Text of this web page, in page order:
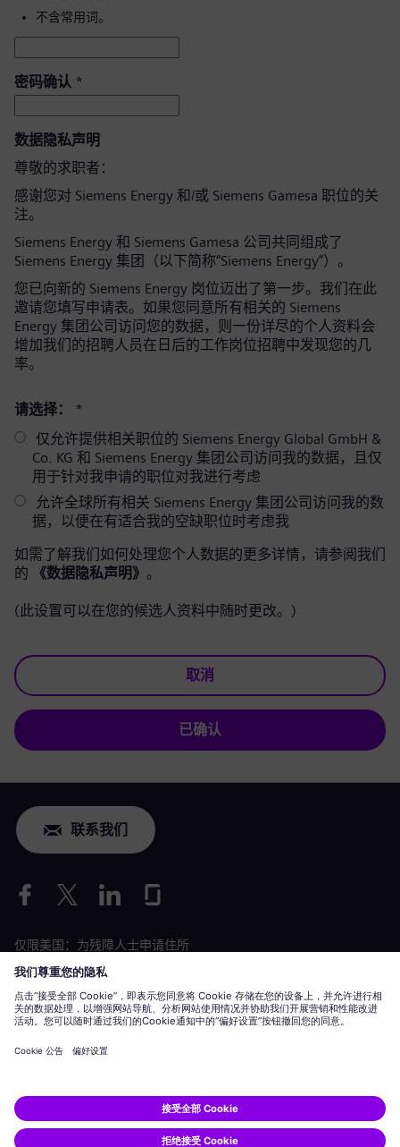
不含常用词。
密码确认 *
数据隐私声明
尊敬的求职者：
感谢您对 Siemens Energy 和/或 Siemens Gamesa 职位的关
注。
Siemens Energy 和 Siemens Gamesa 公司共同组成了
Siemens Energy 集团（以下简称“Siemens Energy”）。
您已向新的 Siemens Energy 岗位迈出了第一步。我们在此
邀请您填写申请表。如果您同意所有相关的 Siemens
Energy 集团公司访问您的数据，则一份详尽的个人资料会
增加我们的招聘人员在日后的工作岗位招聘中发现您的几
率。
请选择：
*
仅允许提供相关职位的 Siemens Energy Global GmbH &
Co. KG 和 Siemens Energy 集团公司访问我的数据，且仅
用于针对我申请的职位对我进行考虑
允许全球所有相关 Siemens Energy 集团公司访问我的数
据，以便在有适合我的空缺职位时考虑我
如需了解我们如何处理您个人数据的更多详情，请参阅我们
的
《数据隐私声明》 。
(此设置可以在您的候选人资料中随时更改。)
取消
已确认
联系我们
仅限美国：为残障人士申请住所
劳工情况申请
Siemens Energy 是由 Siemens AG 授权的商标。